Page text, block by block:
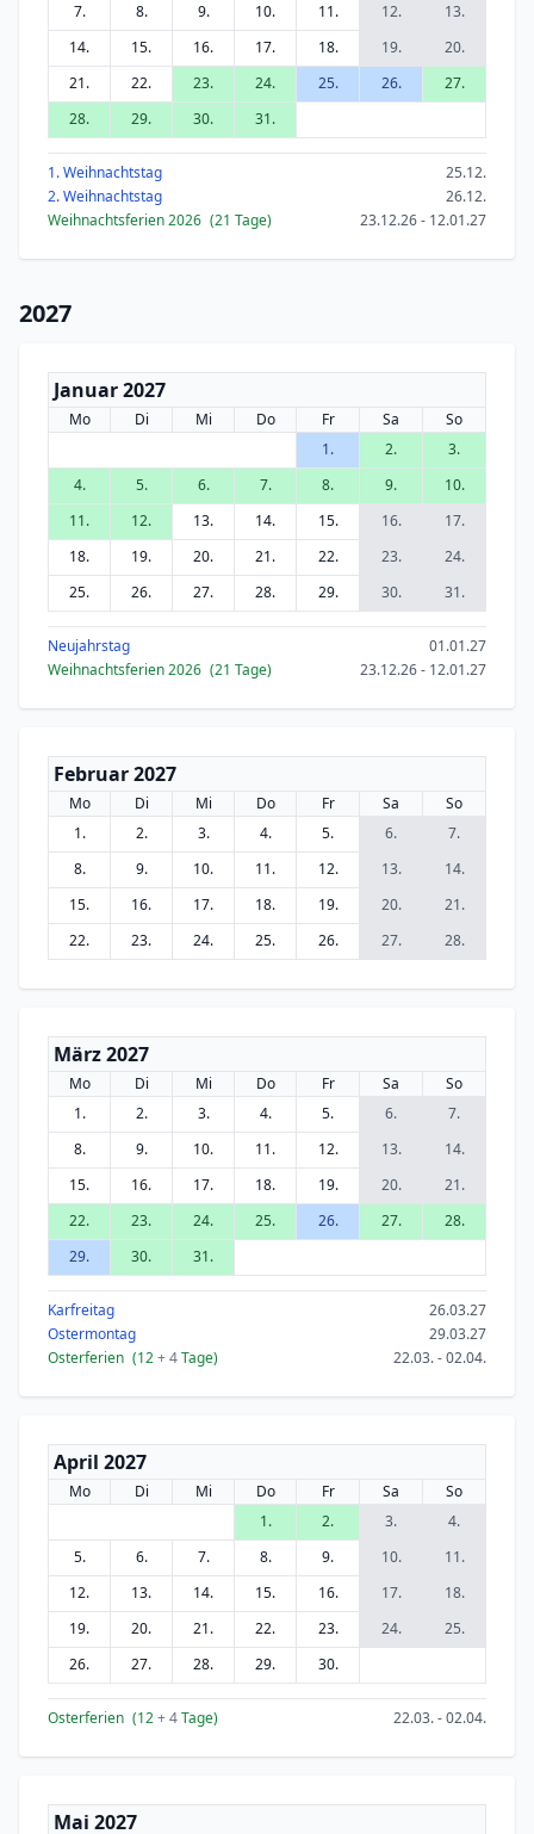
7.
8. 9. 10. 11. 12.
13.
14.
15. 16. 17. 18. 19.
20.
21.
22. 23. 24. 25. 26.
27.
28.
29. 30. 31.
1. Weihnachtstag
25.12.
2. Weihnachtstag
26.12.
Weihnachtsferien 2026 (21 Tage) 23.12.26 - 12.01.27
2027
Januar 2027
Mo Di Mi Do Fr Sa
So
1.
2.
3.
4.
5. 6. 7. 8. 9.
10.
11.
12. 13. 14. 15. 16.
17.
18.
19. 20. 21. 22. 23.
24.
25.
26. 27. 28. 29. 30. 31.
Neujahrstag
01.01.27
Weihnachtsferien 2026 (21 Tage) 23.12.26 - 12.01.27
Februar 2027
Mo Di Mi Do Fr Sa
So
1.
2. 3. 4. 5. 6.
7.
8.
9. 10. 11. 12. 13.
14.
15.
16. 17. 18. 19. 20.
21.
22.
23. 24. 25. 26. 27. 28.
März 2027
Mo Di Mi Do Fr Sa
So
1.
2. 3. 4. 5. 6.
7.
8.
9. 10. 11. 12. 13.
14.
15.
16. 17. 18. 19. 20.
21.
22.
23. 24. 25. 26. 27.
28.
29.
30. 31.
Karfreitag
26.03.27
Ostermontag
29.03.27
Osterferien (12+ 4Tage) 22.03. - 02.04.
April 2027
Mo Di Mi Do Fr Sa
So
1.
2. 3.
4.
5.
6. 7. 8. 9. 10.
11.
12.
13. 14. 15. 16. 17.
18.
19.
20. 21. 22. 23. 24.
25.
26.
27. 28. 29. 30.
Osterferien (12+ 4Tage) 22.03. - 02.04.
Mai 2027